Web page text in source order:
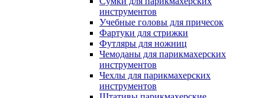
инструментов
Учебные головы для причесок
Фартуки для стрижки
Футляры для ножниц
Чемоданы для парикмахерских
инструментов
Чехлы для парикмахерских
инструментов